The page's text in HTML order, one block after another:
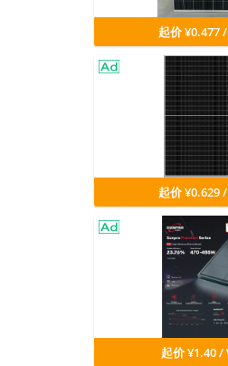
起价 ¥0.477
起价 ¥0.629
起价 ¥1.40 /